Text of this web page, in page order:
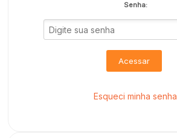
Senha:
Acessar
Esqueci minha senha